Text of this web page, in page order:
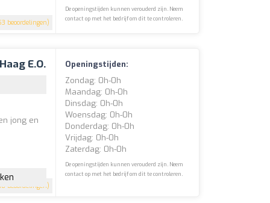
beoordelingen)
De openingstijden kunnen verouderd zijn. Neem
contact op met het bedrijf om dit te controleren.
E.o.
beoordelingen)
jong en
Openingstijden:
Zondag: 0h-0h
Maandag: 0h-0h
Dinsdag: 0h-0h
Woensdag: 0h-0h
Donderdag: 0h-0h
Vrijdag: 0h-0h
Zaterdag: 0h-0h
De openingstijden kunnen verouderd zijn. Neem
contact op met het bedrijf om dit te controleren.